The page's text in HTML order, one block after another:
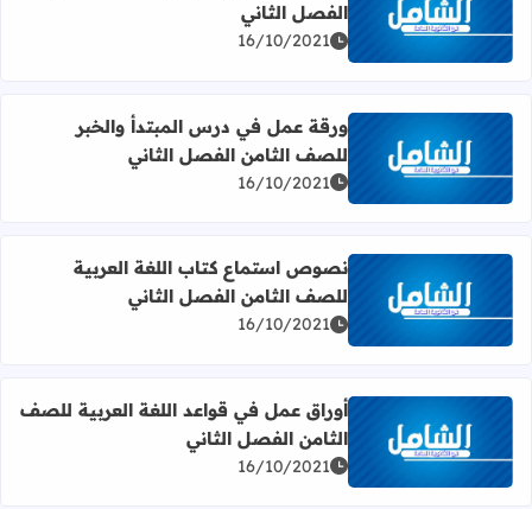
اقرأ المزيد عن ورقة عمل كان وأخواتها للصف الثامن الفصل
الفصل الثاني
16/10/2021
اقرأ المزيد عن ورقة عمل في درس المبتدأ والخبر للصف
ورقة عمل في درس المبتدأ والخبر
للصف الثامن الفصل الثاني
16/10/2021
اقرأ المزيد عن نصوص استماع كتاب اللغة العربية للصف
نصوص استماع كتاب اللغة العربية
للصف الثامن الفصل الثاني
16/10/2021
اقرأ المزيد عن أوراق عمل في قواعد اللغة العربية للصف
أوراق عمل في قواعد اللغة العربية للصف
الثامن الفصل الثاني
16/10/2021